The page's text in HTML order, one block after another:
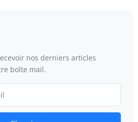
nos derniers articles
boîte mail.